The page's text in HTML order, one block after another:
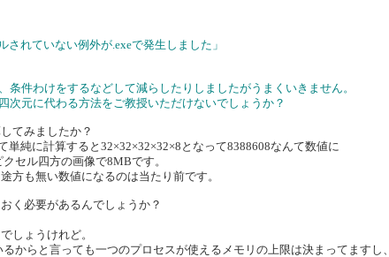
されていない例外が.exeで発生しました」
条件わけをするなどして減らしたりしましたがうまくいきません。
次元に代わる方法をご教授いただけないでしょうか？
てみましたか？
純に計算すると32×32×32×32×8となって8388608なんて数値に
セル四方の画像で8MBです。
方も無い数値になるのは当たり前です。
く必要があるんでしょうか？
しょうけれど。
からと言っても一つのプロセスが使えるメモリの上限は決まってますし、